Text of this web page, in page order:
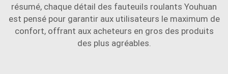
résumé, chaque détail des fauteuils roulants Youhuan
est pensé pour garantir aux utilisateurs le maximum de
confort, offrant aux acheteurs en gros des produits
des plus agréables.